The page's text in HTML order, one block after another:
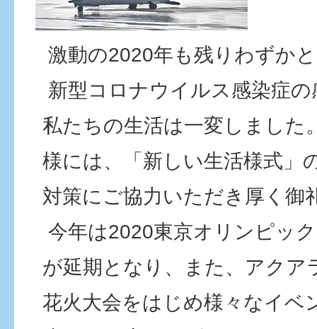
激動の2020年も残りわずか
新型コロナウイルス感染症
私たちの生活は一変しました
様には、「新しい生活様式」
対策にご協力いただき厚く御
今年は2020東京オリンピッ
が延期となり、また、アクア
花火大会をはじめ様々なイベ